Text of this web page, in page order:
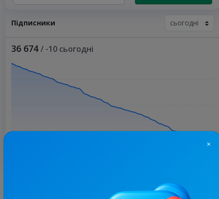
Підписники
36 674/ -10 сьогодні
Більше статистики
×